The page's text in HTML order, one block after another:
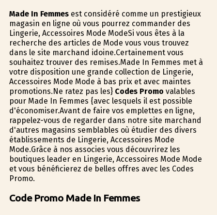
Made In Femmesest considéré comme un prestigieux
magasin en ligne où vous pourrez commander des
Lingerie, Accessoires Mode ModeSi vous êtes à la
recherche des articles de Mode vous vous trouvez
dans le site marchand idoine.Certainement vous
souhaitez trouver des remises.Made In Femmes met à
votre disposition une grande collection de Lingerie,
Accessoires Mode Mode à bas prix et avec maintes
promotions.Ne ratez pas les} Codes Promo valables
pour Made In Femmes {avec lesquels il est possible
d'économiser.Avant de faire vos emplettes en ligne,
rappelez-vous de regarder dans notre site marchand
d'autres magasins semblables où étudier des divers
établissements de Lingerie, Accessoires Mode
Mode.Grâce à nos associes vous découvrirez les
boutiques leader en Lingerie, Accessoires Mode Mode
et vous bénéficierez de belles offres avec les Codes
Promo.
Code Promo Made In Femmes